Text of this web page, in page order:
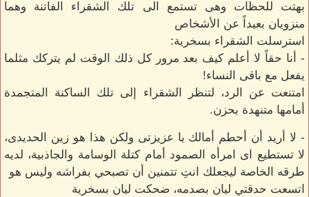
بهتت للحظات وهى تستمع الى تلك الشقراء الفاتنة وهما
منزويان بعيداً عن الأشخاص
استرسلت الشقراء بسخرية:
- أنا حقاً لا أعلم كيف بعد مرور كل ذلك الوقت لم يتركك مثلما
يفعل مع باقى النساء!
امتنعت عن الرد، لتنظر الشقراء إلى تلك الساكنة المتجمدة
أمامها متنهدة بحزن.
- لا أريد أن أحطم أمالك يا عزيزتى ولكن هذا هو زين الحديدى،
لا تستطيع اى امرأه الصمود أمام كتلة الوسامة والجاذبية، لديه
طرقه الخاصة ليجعلك انتِ تتمنين أن تصبحي بفراشه وليس هو
اتسعت حدقتي ليان بصدمه، ضحكت ليان بسخرية